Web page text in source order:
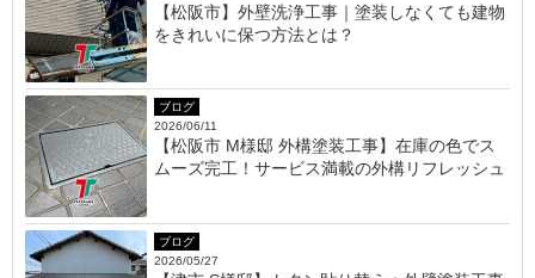
【松阪市】外壁洗浄工事｜塗装しなくても建物
をきれいに保つ方法とは？
ブログ
2026/06/11
【松阪市 M様邸 外構塗装工事】在庫の色でス
ムーズ完工！サービス満載の外構リフレッシュ
ブログ
2026/05/27